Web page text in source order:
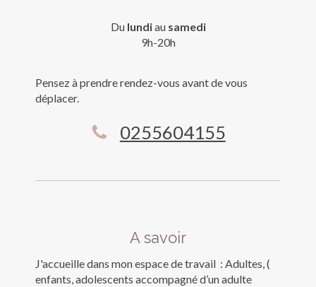
Du lundiau samedi
9h-20h
Pensez à prendre rendez-vous avant de vous
déplacer.
0255604155
A savoir
J'accueille dans mon espace de travail : Adultes, (
enfants, adolescents accompagné d’un adulte